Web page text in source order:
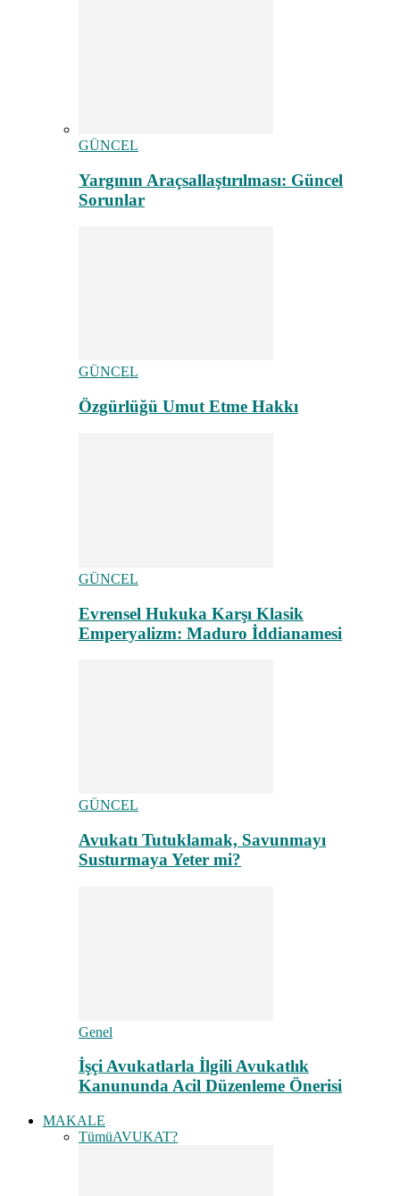
GÜNCEL
Yargının Araçsallaştırılması: Güncel
Sorunlar
GÜNCEL
Özgürlüğü Umut Etme Hakkı
GÜNCEL
Evrensel Hukuka Karşı Klasik
Emperyalizm: Maduro İddianamesi
GÜNCEL
Avukatı Tutuklamak, Savunmayı
Susturmaya Yeter mi?
Genel
İşçi Avukatlarla İlgili Avukatlık
Kanununda Acil Düzenleme Önerisi
MAKALE
TümüAVUKAT?